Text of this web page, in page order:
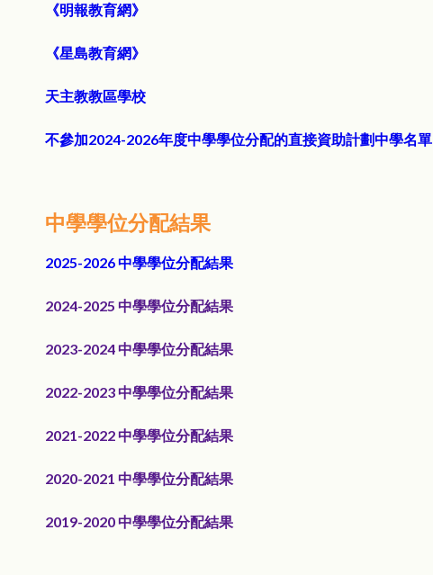
《明報教育網》
《星島教育網》
天主教教區學校
不參加2024-2026年度中學學位分配的直接資助計劃中學名單
中學學位分配結果
2025-2026 中學學位分配結果
2024-2025 中學學位分配結果
2023-2024中學學位分配結果
2022-2023中學學位分配結果
2021-2022中學學位分配結果
2020-2021 中學學位分配結果
2019-2020中學學位分配結果